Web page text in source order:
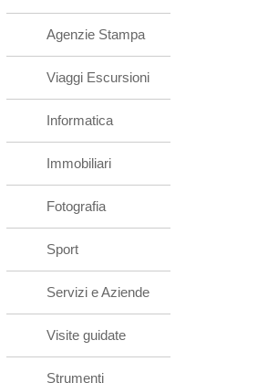
Agenzie Stampa
Viaggi Escursioni
Informatica
Immobiliari
Fotografia
Sport
Servizi e Aziende
Visite guidate
Strumenti